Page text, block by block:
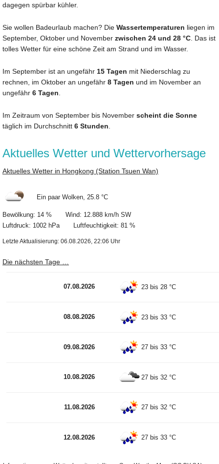
dagegen spürbar kühler.
Sie wollen Badeurlaub machen? Die Wassertemperaturen liegen im
September, Oktober und November zwischen 24 und 28 °C . Das ist
tolles Wetter für eine schöne Zeit am Strand und im Wasser.
Im September ist an ungefähr 15 Tagen mit Niederschlag zu
rechnen, im Oktober an ungefähr 8 Tagen und im November an
ungefähr 6 Tagen
Im Zeitraum von September bis November scheint die Sonne
täglich im Durchschnitt 6 Stunden
Aktuelles Wetter und Wettervorhersage
Aktuelles Wetter in Hongkong (Station Tsuen Wan)
Ein paar Wolken, 25.8 °C
Bewölkung: 14 % Wind: 12.888 km/h SW
Luftdruck: 1002 hPa Luftfeuchtigkeit: 81 %
Letzte Aktualisierung: 06.08.2026, 22:06 Uhr
Die nächsten Tage …
07.08.2026 23 bis 28 °C
08.08.2026 23 bis 33 °C
09.08.2026 27 bis 33 °C
10.08.2026 27 bis 32 °C
11.08.2026 27 bis 32 °C
12.08.2026 27 bis 33 °C